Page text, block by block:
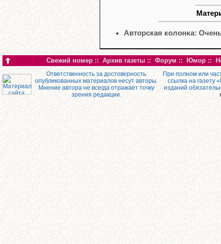
Авторская колонка:
Свежий номер :: Архив газеты :: Форум :: Юмор ::
Ответственность за достоверность
опубликованных материалов несут авторы.
Мнение автора не всегда отражает точку
зрения редакции.
При полном или
ссылка на газету
изданий